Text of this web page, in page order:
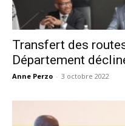
Transfert des
Département
Anne Perzo - 3 octobre 2022